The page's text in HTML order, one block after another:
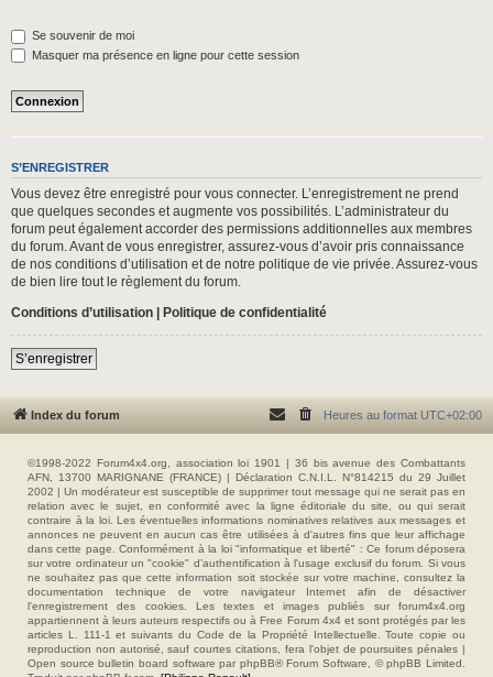
Se souvenir de moi
Masquer ma présence en ligne pour cette session
S’ENREGISTRER
Vous devez être enregistré pour vous connecter. L’enregistrement ne prend
que quelques secondes et augmente vos possibilités. L’administrateur du
forum peut également accorder des permissions additionnelles aux membres
du forum. Avant de vous enregistrer, assurez-vous d’avoir pris connaissance
de nos conditions d’utilisation et de notre politique de vie privée. Assurez-vous
de bien lire tout le règlement du forum.
Conditions d’utilisation | Politique de confidentialité
S’enregistrer
Index du forum Heures au format UTC+02:00
©1998-2022 Forum4x4.org, association loi 1901 | 36 bis avenue des Combattants
AFN, 13700 MARIGNANE (FRANCE) | Déclaration C.N.I.L. N°814215 du 29 Juillet
2002 | Un modérateur est susceptible de supprimer tout message qui ne serait pas en
relation avec le sujet, en conformité avec la ligne éditoriale du site, ou qui serait
contraire à la loi. Les éventuelles informations nominatives relatives aux messages et
annonces ne peuvent en aucun cas être utilisées à d'autres fins que leur affichage
dans cette page. Conformément à la loi "informatique et liberté" : Ce forum déposera
sur votre ordinateur un "cookie" d’authentification à l'usage exclusif du forum. Si vous
ne souhaitez pas que cette information soit stockée sur votre machine, consultez la
documentation technique de votre navigateur Internet afin de désactiver
l'enregistrement des cookies. Les textes et images publiés sur forum4x4.org
appartiennent à leurs auteurs respectifs ou à Free Forum 4x4 et sont protégés par les
articles L. 111-1 et suivants du Code de la Propriété Intellectuelle. Toute copie ou
reproduction non autorisé, sauf courtes citations, fera l'objet de poursuites pénales |
Open source bulletin board software par phpBB® Forum Software, © phpBB Limited.